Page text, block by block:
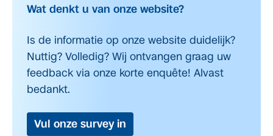
Wat denkt u van onze website?
Is de informatie op onze website duidelijk?
Nuttig? Volledig? Wij ontvangen graag uw
feedback via onze korte enquête! Alvast
bedankt.
Vul onze survey in